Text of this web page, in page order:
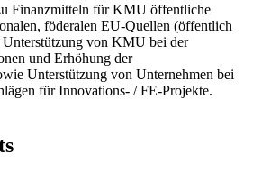
Finanzmitteln für KMU öffentliche
föderalen EU-Quellen (öffentlich
von KMU bei der
und Erhöhung der
Unterstützung von Unternehmen bei
für Innovations- / FE-Projekte.